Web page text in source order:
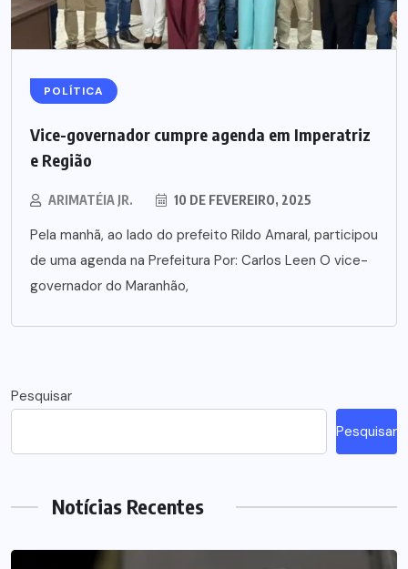
POLÍTICA
Vice-governador cumpre agenda em Imperatriz
e Região
ARIMATÉIA JR. 10 DE FEVEREIRO, 2025
Pela manhã, ao lado do prefeito Rildo Amaral, participou
de uma agenda na Prefeitura Por: Carlos Leen O vice-
governador do Maranhão,
Pesquisar
Pesquisar
Notícias Recentes